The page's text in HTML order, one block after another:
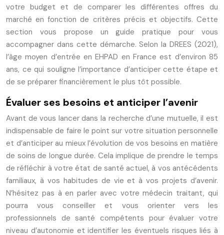
votre budget et de comparer les différentes offres du
marché en fonction de critères précis et objectifs. Cette
section vous propose un guide pratique pour vous
accompagner dans cette démarche. Selon la DREES (2021),
l’âge moyen d’entrée en EHPAD en France est d’environ 85
ans, ce qui souligne l’importance d’anticiper cette étape et
de se préparer financièrement le plus tôt possible.
Évaluer ses besoins et anticiper l’avenir
Avant de vous lancer dans la recherche d’une mutuelle, il est
indispensable de faire le point sur votre situation personnelle
et d’anticiper au mieux l’évolution de vos besoins en matière
de soins de longue durée. Cela implique de prendre le temps
de réfléchir à votre état de santé actuel, à vos antécédents
familiaux, à vos habitudes de vie et à vos projets d’avenir.
N’hésitez pas à en parler avec votre médecin traitant, qui
pourra vous conseiller et vous orienter vers les
professionnels de santé compétents pour évaluer votre
niveau d’autonomie et identifier les éventuels risques liés à